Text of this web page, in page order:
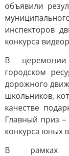
объявили
инспекторов
конкурса
В церемонии
городском
дорожного
школьников,
качестве
Главный приз –
конкурса юных
В рамках